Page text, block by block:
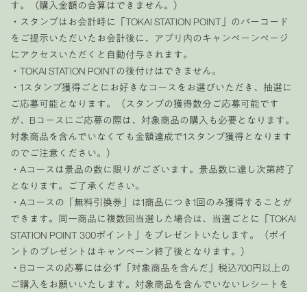
す。（購入金額の合算はできません。）
・スタンプはお会計時に「TOKAI STATION POINT」のバーコード
をご提示いただいたお会計後に、アプリ内のキャンペーンページ
にアクセスいただくと自動付与されます。
・TOKAI STATION POINTの後付けはできません。
・1スタンプ獲得ごとにお好きなコースをお選びいただき、抽選に
ご応募可能となります。（スタンプの獲得数分ご応募可能です
が、Bコースにご応募の際は、対象商品の購入も必要となります。
対象商品を含んでいなくても金額達成で1スタンプ獲得となります
のでご注意ください。）
・Aコースは景品の数に限りがございます。景品数に達し次第終了
となります。ご了承ください。
・Aコースの「無料引換券」は1商品につき1回のみ獲得することが
できます。同一商品に複数回当選した場合は、当選ごとに「TOKAI
STATION POINT 300ポイント」をプレゼントいたします。（ポイ
ントのプレゼントはキャンペーン終了後となります。）
・Bコースの応募には必ず「対象商品を含んだ」税込700円以上の
ご購入をお願いいたします。対象商品を含んでいないレシートを